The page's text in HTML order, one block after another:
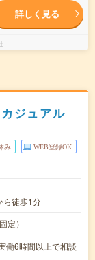
詳しく見る
ジュアル
み WEB登録OK
ら徒歩1分
定）
6時間以上で相談